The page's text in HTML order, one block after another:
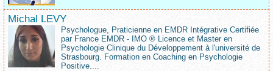
Michal LEVY
Psychologue, Praticienne en EMDR Intégrative Certifiée
par France EMDR - IMO ® Licence et Master en
Psychologie Clinique du Développement à l'université de
Strasbourg. Formation en Coaching en Psychologie
Positive....